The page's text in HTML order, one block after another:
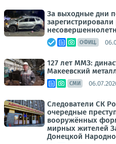
За выходные дни
ОФИЦ.
127 лет ММЗ:
Макеевский
СМИ
Следователи СК
очередные
вооружённых
мирных жителей
Донецкой